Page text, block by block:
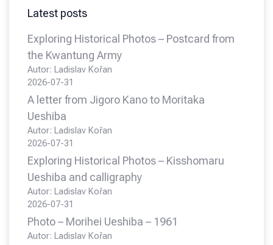
Latest posts
Exploring Historical Photos – Postcard from
the Kwantung Army
Autor: Ladislav Kořan
2026-07-31
A letter from Jigoro Kano to Moritaka
Ueshiba
Autor: Ladislav Kořan
2026-07-31
Exploring Historical Photos – Kisshomaru
Ueshiba and calligraphy
Autor: Ladislav Kořan
2026-07-31
Photo – Morihei Ueshiba – 1961
Autor: Ladislav Kořan